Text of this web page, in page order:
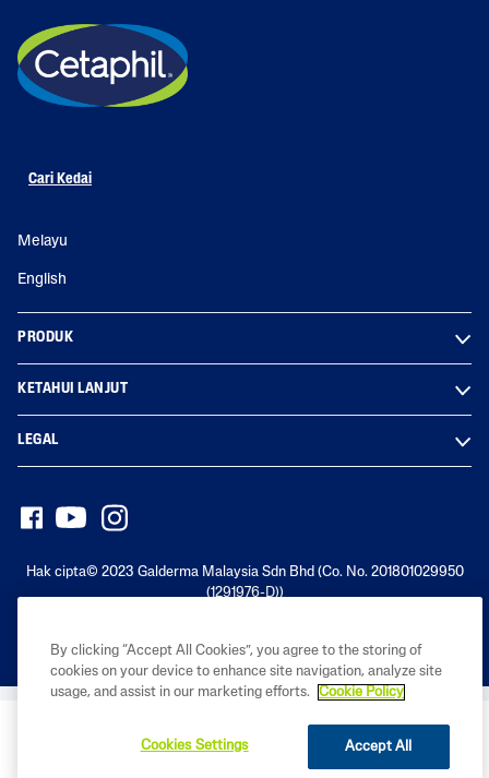
Cari Kedai
Melayu
English
PRODUK
KETAHUI LANJUT
LEGAL
Hak cipta© 2023 Galderma Malaysia Sdn Bhd (Co. No. 201801029950
(1291976-D))
By clicking “Accept All Cookies”, you agree to the storing of
cookies on your device to enhance site navigation, analyze site
usage, and assist in our marketing efforts.
Cookie Policy
Accept All
Cookies Settings